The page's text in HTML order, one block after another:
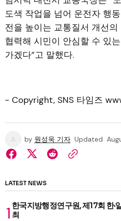
도색 작업을 넘어 운전자 행
전을 높이는 교통질서 개선의
협력해 시민이 안심할 수 있
가겠다”고 말했다.
- Copyright, SNS 타임즈
by 원성욱 기자 Updated
LATEST NEWS
한국지방행정연구원, 제17회 한·
최